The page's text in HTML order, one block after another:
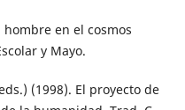
en el cosmos
y Mayo.
(1998). El proyecto de